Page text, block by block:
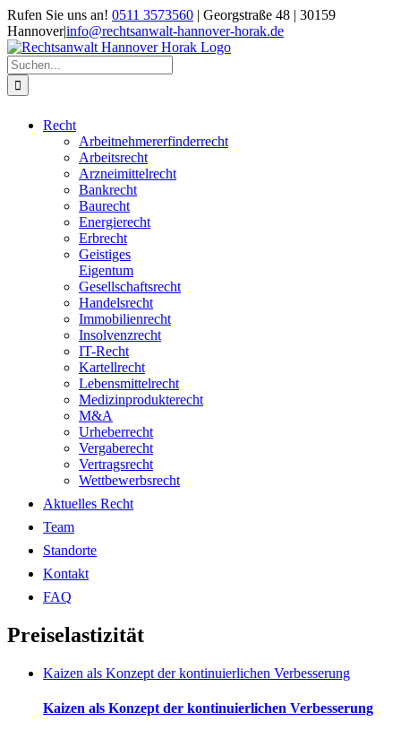
Zum
Inhalt
springen
Rufen Sie uns an! 0511 3573560 | Georgstraße 48 | 30159
Hannover|info@rechtsanwalt-hannover-horak.de
Suche
nach:
Recht
Arbeitnehmererfinderrecht
Arbeitsrecht
Arzneimittelrecht
Bankrecht
Baurecht
Energierecht
Erbrecht
Geistiges
Eigentum
Gesellschaftsrecht
Handelsrecht
Immobilienrecht
Insolvenzrecht
IT-Recht
Kartellrecht
Lebensmittelrecht
Medizinprodukterecht
M&A
Urheberrecht
Vergaberecht
Vertragsrecht
Wettbewerbsrecht
Aktuelles Recht
Team
Standorte
Kontakt
FAQ
Preiselastizität
Kaizen als Konzept der kontinuierlichen Verbesserung
Kaizen als Konzept der kontinuierlichen Verbesserung